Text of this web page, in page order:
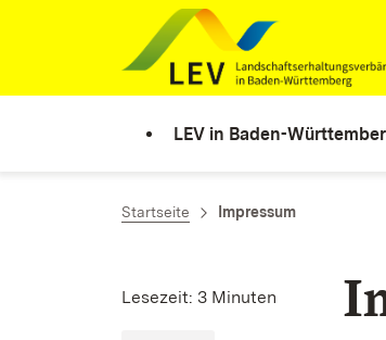
Zum Inhalt springen
Link zur Startseite
LEV in Baden-
Startseite Impressum
Lesezeit: 3 Minuten